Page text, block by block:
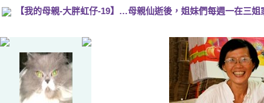
【我的母親-大胖虹仔-19】…母親仙逝後，姐妹們每週一在三姐